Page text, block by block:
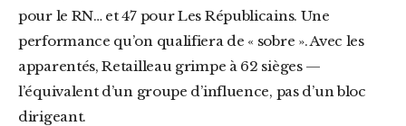
pour le RN… et 47 pour Les Républicains. Une
performance qu’on qualifiera de « sobre ». Avec les
apparentés, Retailleau grimpe à 62 sièges —
l’équivalent d’un groupe d’influence, pas d’un bloc
dirigeant.